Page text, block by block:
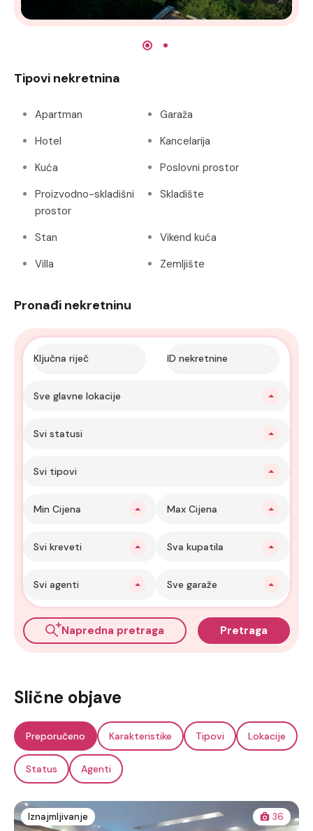
Tipovi nekretnina
Apartman
Garaža
Hotel
Kancelarija
Kuća
Poslovni prostor
Proizvodno-skladišni
prostor
Skladište
Stan
Vikend kuća
Villa
Zemljište
Pronađi nekretninu
Sve glavne lokacije
Svi statusi
Svi tipovi
Min Cijena Max Cijena
Svi kreveti Sva kupatila
Svi agenti Sve garaže
Napredna pretraga Pretraga
Slične objave
Preporučeno Karakteristike Tipovi Lokacije
Status Agenti
Iznajmljivanje 36